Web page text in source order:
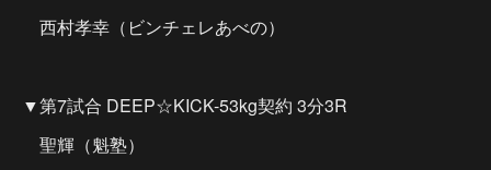
西村孝幸（ビンチェレあべの）
▼第7試合 DEEP☆KICK-53kg契約 3分3R
聖輝（魁塾）